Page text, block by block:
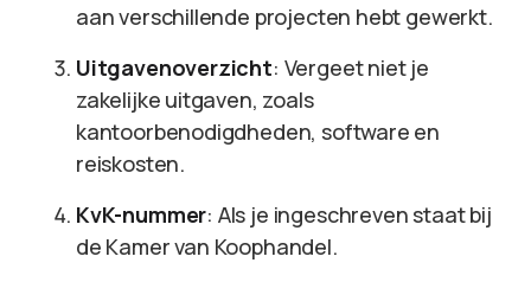
aan verschillende projecten hebt gewerkt.
Uitgavenoverzicht: Vergeet niet je
zakelijke uitgaven, zoals
kantoorbenodigdheden, software en
reiskosten.
KvK-nummer: Als je ingeschreven staat bij
de Kamer van Koophandel.